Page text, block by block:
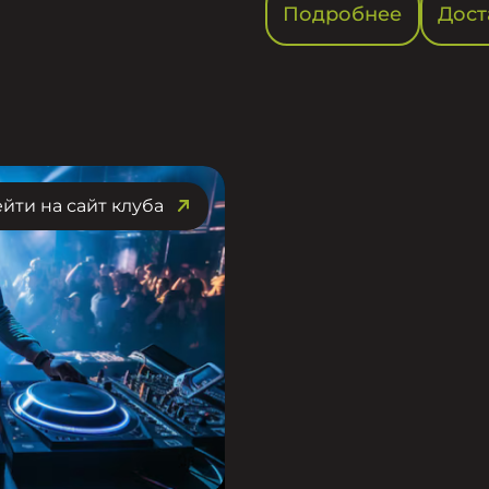
Подробнее
на сайт клуба